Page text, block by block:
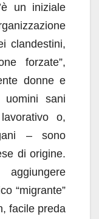
un iniziale
clandestini,
forzate”,
donne e
uomini sani
o,
– sono
di origine.
aggiungere
“migrante”
facile preda